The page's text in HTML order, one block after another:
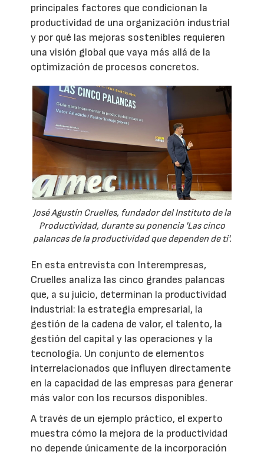
principales factores que condicionan la
productividad de una organización industrial
y por qué las mejoras sostenibles requieren
una visión global que vaya más allá de la
optimización de procesos concretos.
José Agustín Cruelles, fundador del Instituto de la
Productividad, durante su ponencia 'Las cinco
palancas de la productividad que dependen de ti'.
En esta entrevista con Interempresas,
Cruelles analiza las cinco grandes palancas
que, a su juicio, determinan la productividad
industrial: la estrategia empresarial, la
gestión de la cadena de valor, el talento, la
gestión del capital y las operaciones y la
tecnología. Un conjunto de elementos
interrelacionados que influyen directamente
en la capacidad de las empresas para generar
más valor con los recursos disponibles.
A través de un ejemplo práctico, el experto
muestra cómo la mejora de la productividad
no depende únicamente de la incorporación